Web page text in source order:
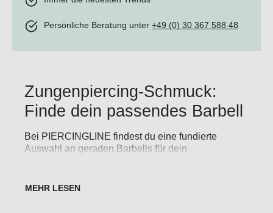
Persönliche Beratung unter +49 (0) 30 367 588 48
Zungenpiercing-Schmuck:
Finde dein passendes Barbell
Bei PIERCINGLINE findest du eine fundierte
Auswahl an geraden Barbells für dein
schlichten Metallkugeln bis zu Designs mit